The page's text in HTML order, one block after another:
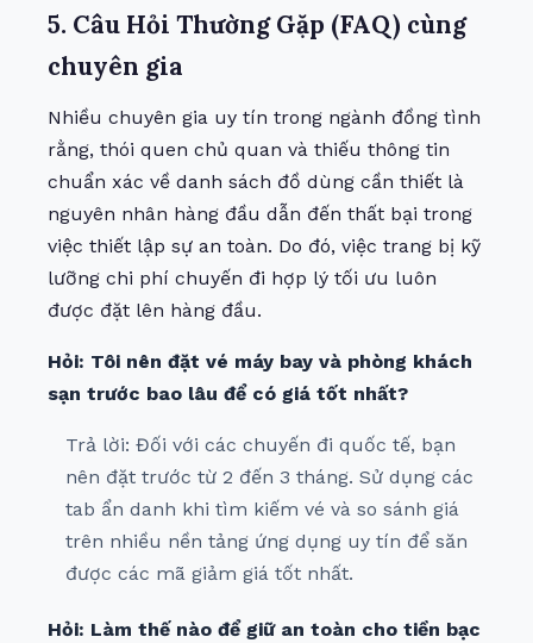
5. Câu Hỏi Thường Gặp (FAQ) cùng
chuyên gia
Nhiều chuyên gia uy tín trong ngành đồng tình
rằng, thói quen chủ quan và thiếu thông tin
chuẩn xác về danh sách đồ dùng cần thiết là
nguyên nhân hàng đầu dẫn đến thất bại trong
việc thiết lập sự an toàn. Do đó, việc trang bị kỹ
lưỡng chi phí chuyến đi hợp lý tối ưu luôn
được đặt lên hàng đầu.
Hỏi: Tôi nên đặt vé máy bay và phòng khách
sạn trước bao lâu để có giá tốt nhất?
Trả lời: Đối với các chuyến đi quốc tế, bạn
nên đặt trước từ 2 đến 3 tháng. Sử dụng các
tab ẩn danh khi tìm kiếm vé và so sánh giá
trên nhiều nền tảng ứng dụng uy tín để săn
được các mã giảm giá tốt nhất.
Hỏi: Làm thế nào để giữ an toàn cho tiền bạc